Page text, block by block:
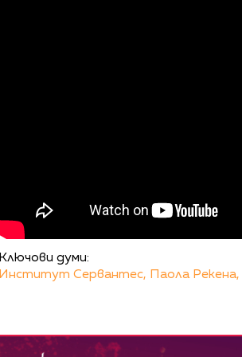
Ключови думи:
Институт Сервантес, Паола Рекена,